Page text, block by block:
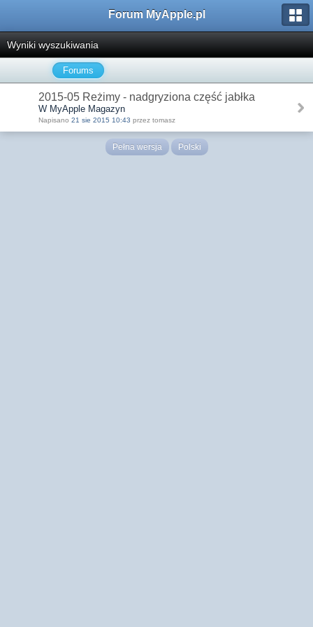
Forum MyApple.pl
Wyniki wyszukiwania
Forums
2015-05 Reżimy - nadgryziona część jabłka
W MyApple Magazyn
Napisano 21 sie 2015 10:43 przez tomasz
Pełna wersja Polski